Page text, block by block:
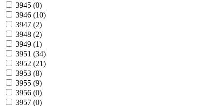
3945 (0)
3946 (10)
3947 (2)
3948 (2)
3949 (1)
3951 (34)
3952 (21)
3953 (8)
3955 (9)
3956 (0)
3957 (0)